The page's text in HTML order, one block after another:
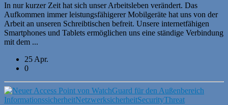
In nur kurzer Zeit hat sich unser Arbeitsleben verändert. Das
Aufkommen immer leistungsfähigerer Mobilgeräte hat uns von der
Arbeit an unseren Schreibtischen befreit. Unsere internetfähigen
Smartphones und Tablets ermöglichen uns eine ständige Verbindung
mit dem ...
25 Apr.
0
InformationssicherheitNetzwerksicherheitSecurityThreat